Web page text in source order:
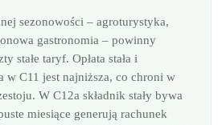
sezonowości – agroturystyka,
gastronomia – powinny
stałe taryf. Opłata stała i
w C11 jest najniższa, co chroni w
W C12a składnik stały bywa
miesiące generują rachunek